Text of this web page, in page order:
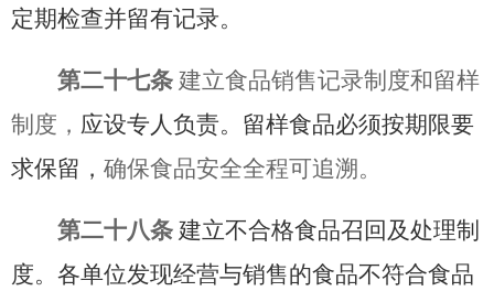
定期检查并留有记录。
第二十七条 建立食品销售记录制度和留样
制度， 应设专人负责。留样食品必须按期限要
求保留， 确保食品安全全程可追溯。
第二十八条 建立不合格食品召回及处理制
度。 各单位发现经营与销售的食品不符合食品